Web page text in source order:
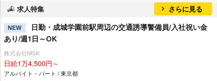
求人特集 さらに見る
NEW
日勤・成城学園前駅周辺の交通誘導警備員/入社祝い金
あり/週1日～OK
株式会社MSK
日給1万4,500円～
アルバイト・パート / 東京都